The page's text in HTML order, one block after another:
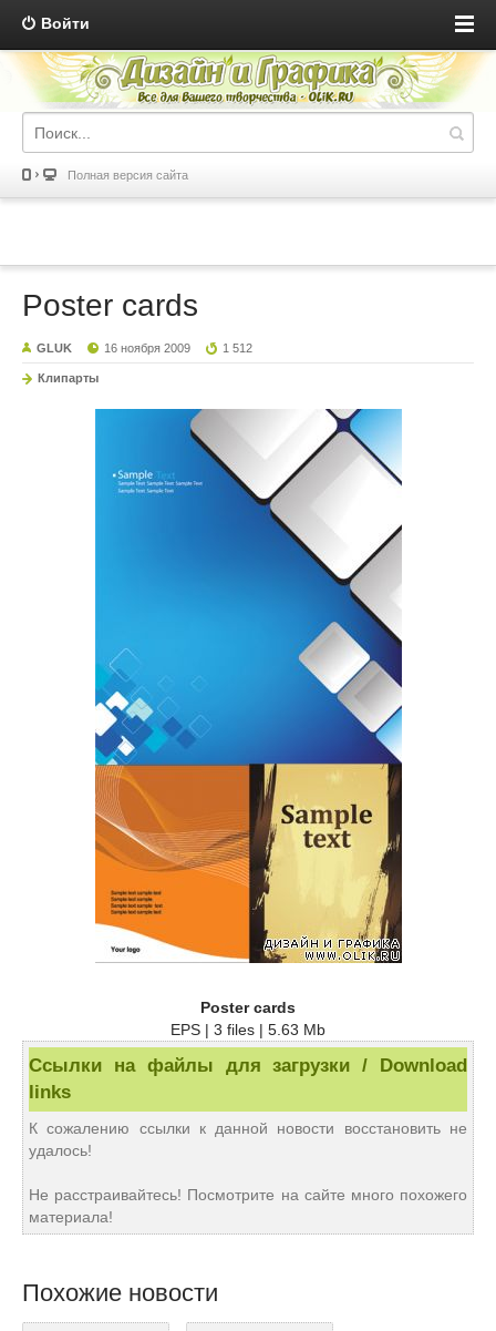
Войти
Полная версия сайта
Poster cards
GLUK 16 ноября 2009 1 512
Клипарты
Poster cards
EPS | 3 files | 5.63 Mb
Ссылки на файлы для загрузки / Download
links
К сожалению ссылки к данной новости восстановить не
удалось!
Не расстраивайтесь! Посмотрите на сайте много похожего
материала!
Похожие новости